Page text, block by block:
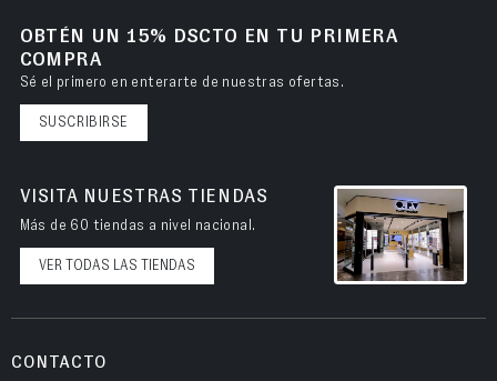
OBTÉN UN 15% DSCTO EN TU PRIMERA
COMPRA
Sé el primero en enterarte de nuestras ofertas.
SUSCRIBIRSE
VISITA NUESTRAS TIENDAS
Más de 60 tiendas a nivel nacional.
VER TODAS LAS TIENDAS
CONTACTO